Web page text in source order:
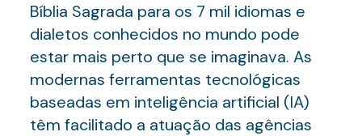
Bíblia Sagrada para os 7 mil idiomas e
dialetos conhecidos no mundo pode
estar mais perto que se imaginava. As
modernas ferramentas tecnológicas
baseadas em inteligência artificial (IA)
têm facilitado a atuação das agências